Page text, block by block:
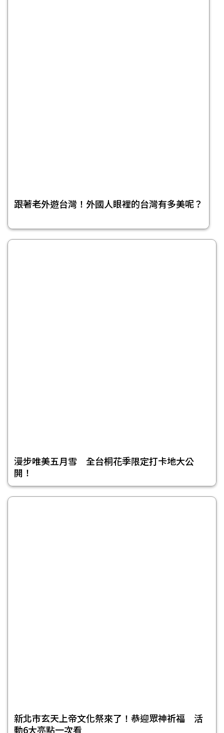
跟著老外遊台灣！外國人眼裡的台灣有多美呢？
漫步唯美五月雪 全台桐花季限定打卡地大公
開！
新北市玄天上帝文化祭來了！恭迎眾神祈福 活
動6大亮點一次看